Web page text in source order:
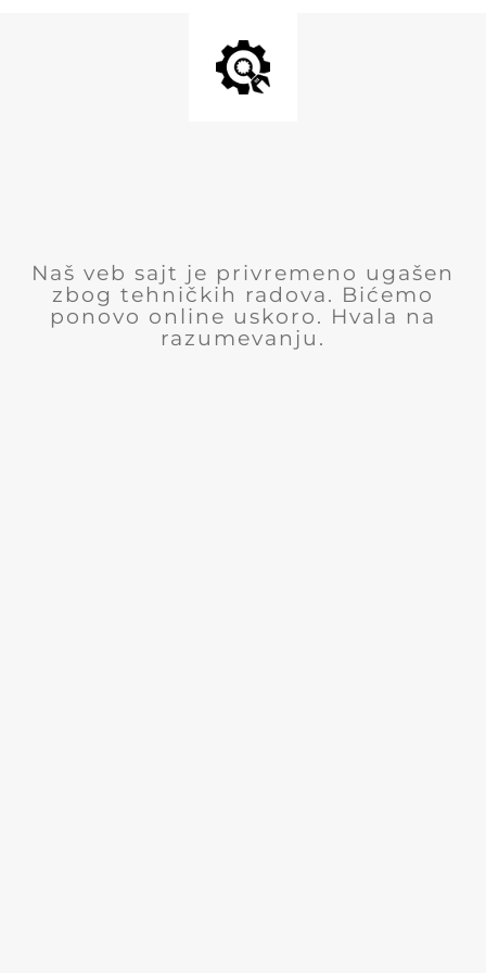
Naš veb sajt je privremeno ugašen
zbog tehničkih radova. Bićemo
ponovo online uskoro. Hvala na
razumevanju.